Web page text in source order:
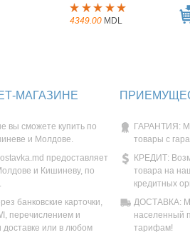
4349.00 MDL
МАГАЗИНЕ
вы сможете купить по
и Молдове.
предоставляет
и Кишиневу, по
банковские карточки,
перечислением и
или в любом
ГАРАНТИЯ:
товары с
КРЕДИТ:
товара на
кредитных
ДОСТАВКА:
населенный
тарифам!